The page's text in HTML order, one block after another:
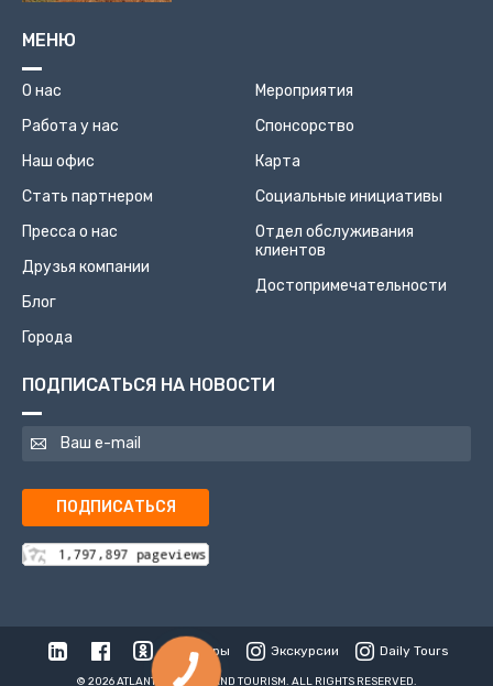
МЕНЮ
О нас
Работа у нас
Наш офис
Стать партнером
Пресса о нас
Друзья компании
Блог
Города
Мероприятия
Спонсорство
Карта
Социальные инициативы
Отдел обслуживания
клиентов
Достопримечательности
ПОДПИСАТЬСЯ НА НОВОСТИ
ПОДПИСАТЬСЯ
Туры Экскурсии Daily Tours
© 2026 ATLANTIS TRAVEL AND TOURISM. ALL RIGHTS RESERVED.